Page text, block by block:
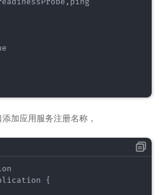
加应用服务注册名称，
{